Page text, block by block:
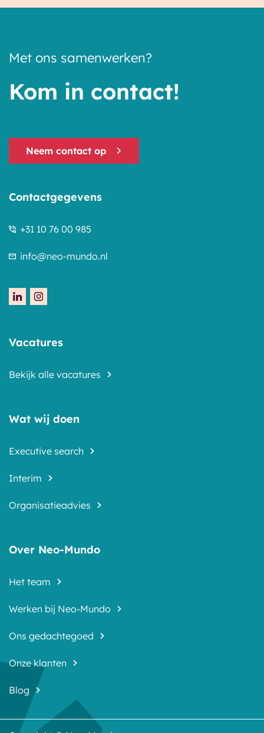
Met ons samenwerken?
Kom in contact!
Neem contact op
Contactgegevens
+31 10 76 00 985
info@neo-mundo.nl
Vacatures
Bekijk alle vacatures
Wat wij doen
Executive search
Interim
Organisatieadvies
Over Neo-Mundo
Het team
Werken bij Neo-Mundo
Ons gedachtegoed
Onze klanten
Blog